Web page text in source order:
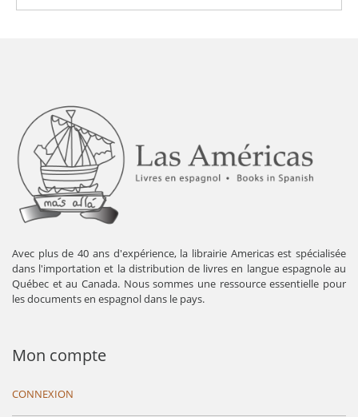
Avec plus de 40 ans d'expérience, la librairie Americas est spécialisée
dans l'importation et la distribution de livres en langue espagnole au
Québec et au Canada. Nous sommes une ressource essentielle pour
les documents en espagnol dans le pays.
Mon compte
CONNEXION